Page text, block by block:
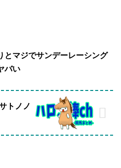
とマジでサンデーレーシング
バい
トノノ